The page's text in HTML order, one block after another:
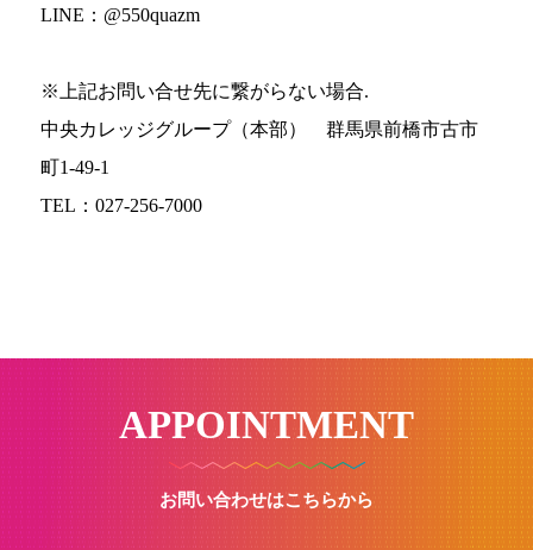
LINE：@550quazm
※上記お問い合せ先に繋がらない場合.
中央カレッジグループ（本部） 群馬県前橋市古市
町1-49-1
TEL：027-256-7000
APPOINTMENT
お問い合わせはこちらから